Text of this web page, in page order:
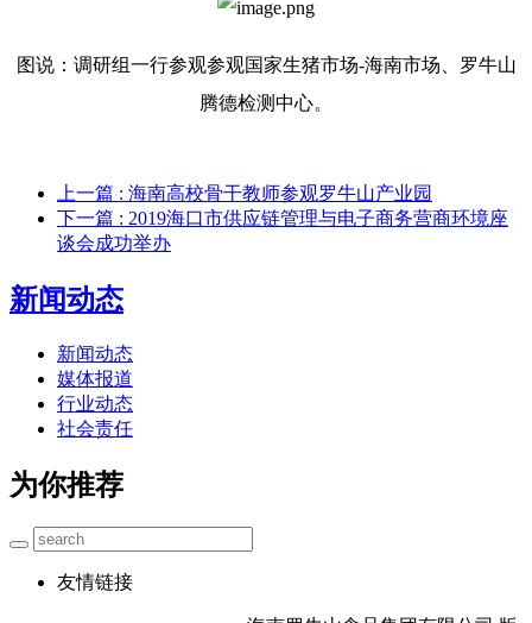
图说：调研组一行参观参观国家生猪市场-海南市场、罗牛山
腾德检测中心。
上一篇 : 海南高校骨干教师参观罗牛山产业园
下一篇 : 2019海口市供应链管理与电子商务营商环境座
谈会成功举办
新闻动态
新闻动态
媒体报道
行业动态
社会责任
为你推荐
友情链接